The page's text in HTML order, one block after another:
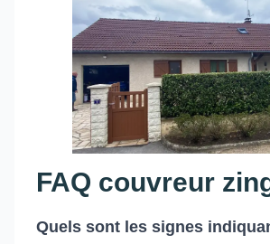
FAQ couvreur
Quels sont les signes